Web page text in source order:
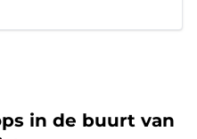
in de buurt van